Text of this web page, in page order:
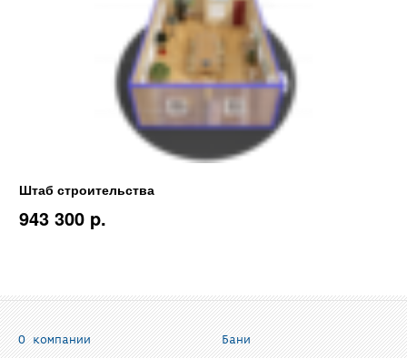
Штаб строительства
943 300 p.
О компании
Бани